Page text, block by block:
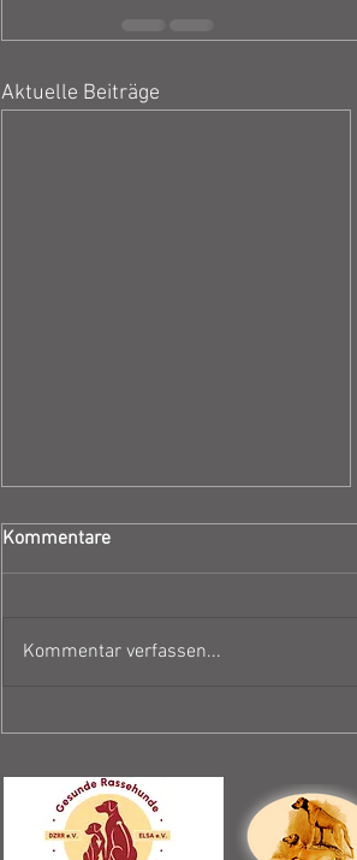
Aktuelle Beiträge
Kommentare
Kommentar verfassen...